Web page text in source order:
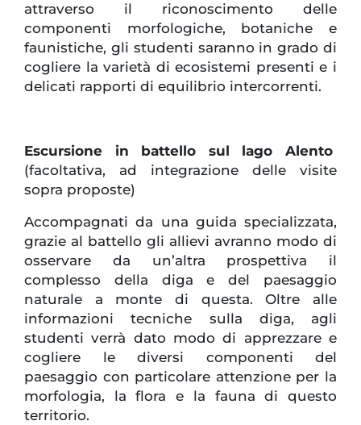
attraverso il riconoscimento delle
componenti morfologiche, botaniche e
faunistiche, gli studenti saranno in grado di
cogliere la varietà di ecosistemi presenti e i
delicati rapporti di equilibrio intercorrenti.
Escursione in battello sul lago Alento
(facoltativa, ad integrazione delle visite
sopra proposte)
Accompagnati da una guida specializzata,
grazie al battello gli allievi avranno modo di
osservare da un’altra prospettiva il
complesso della diga e del paesaggio
naturale a monte di questa. Oltre alle
informazioni tecniche sulla diga, agli
studenti verrà dato modo di apprezzare e
cogliere le diversi componenti del
paesaggio con particolare attenzione per la
morfologia, la flora e la fauna di questo
territorio.